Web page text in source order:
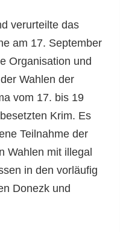
verurteilte das
am 17. September
Organisation und
Wahlen der
vom 17. bis 19
Krim. Es
Teilnahme der
Wahlen mit illegal
in den vorläufig
Donezk und